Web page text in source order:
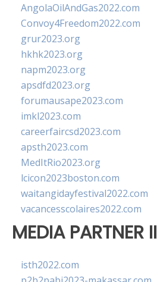
AngolaOilAndGas2022.com
Convoy4Freedom2022.com
grur2023.org
hkhk2023.org
napm2023.org
apsdfd2023.org
forumausape2023.com
imkl2023.com
careerfaircsd2023.com
apsth2023.com
MedItRio2023.org
lcicon2023boston.com
waitangidayfestival2022.com
vacancesscolaires2022.com
MEDIA PARTNER II
isth2022.com